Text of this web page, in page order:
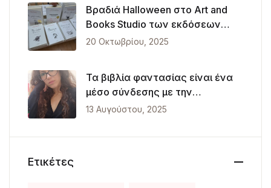
Βραδιά Halloween στο Art and
Books Studio των εκδόσεων
Λυκόφως
20 Οκτωβρίου, 2025
Τα βιβλία φαντασίας είναι ένα
μέσο σύνδεσης με την
πραγματικότητα
13 Αυγούστου, 2025
Ετικέτες